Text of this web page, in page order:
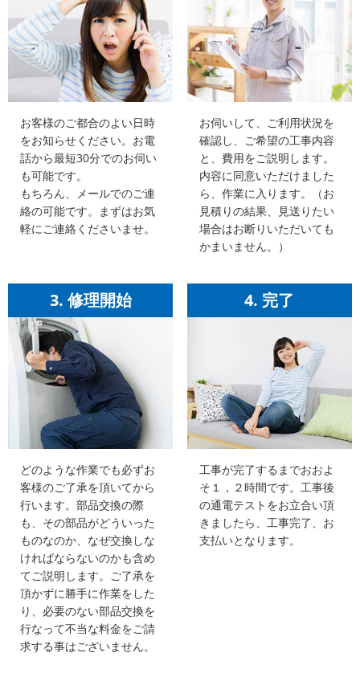
お客様のご都合のよい日時
をお知らせください。お電
話から最短30分でのお伺い
も可能です。
もちろん、メールでのご連
絡の可能です。まずはお気
軽にご連絡くださいませ。
お伺いして、ご利用状況を
確認し、ご希望の工事内容
と、費用をご説明します。
内容に同意いただけました
ら、作業に入ります。（お
見積りの結果、見送りたい
場合はお断りいただいても
かまいません。）
3. 修理開始
どのような作業でも必ずお
客様のご了承を頂いてから
行います。部品交換の際
も、その部品がどういった
ものなのか、なぜ交換しな
ければならないのかも含め
てご説明します。ご了承を
頂かずに勝手に作業をした
り、必要のない部品交換を
行なって不当な料金をご請
求する事はございません。
4. 完了
工事が完了するまでおおよ
そ１，２時間です。工事後
の通電テストをお立合い頂
きましたら、工事完了、お
支払いとなります。